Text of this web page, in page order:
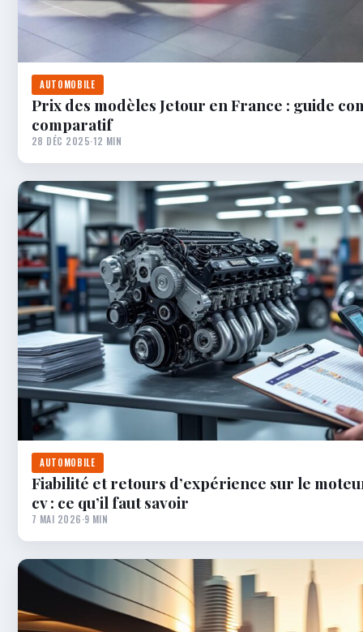
AUTOMOBILE
Prix des modèles Jetour en France : guide
comparatif
28 DÉC 2025·12 MIN
AUTOMOBILE
Fiabilité et retours d’expérience sur le
cv : ce qu’il faut savoir
7 MAI 2026·9 MIN